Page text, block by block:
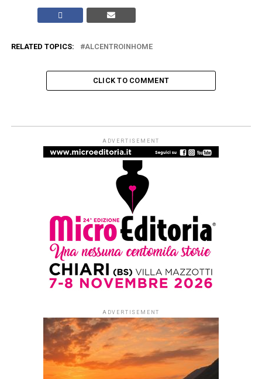
RELATED TOPICS: ALCENTROINHOME
CLICK TO COMMENT
ARTICOLI & APPROFONDIMENTI
#ioleggoperché apre a tutti i nidi
d’Italia. Dal 1° settembre al via le
iscrizioni per partecipare alla
campagna di donazioni del 7-15
novembre
Published 2 settimane ago on 29 Luglio 2026
By Redazione Leggere:tutti